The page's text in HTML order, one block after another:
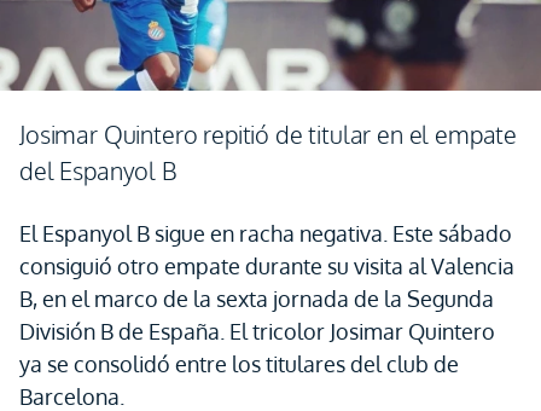
Josimar Quintero repitió de titular en el empate
del Espanyol B
El Espanyol B sigue en racha negativa. Este sábado
consiguió otro empate durante su visita al Valencia
B, en el marco de la sexta jornada de la Segunda
División B de España. El tricolor Josimar Quintero
ya se consolidó entre los titulares del club de
Barcelona.